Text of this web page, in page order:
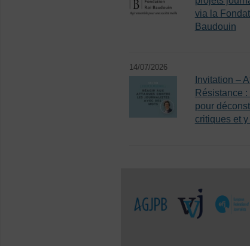
via la
Baudouin
14/07/2026
Invitation –
Résistance :
pour
critiques et